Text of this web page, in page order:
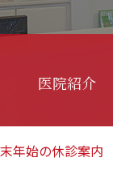
医院紹介
年始の休診案内